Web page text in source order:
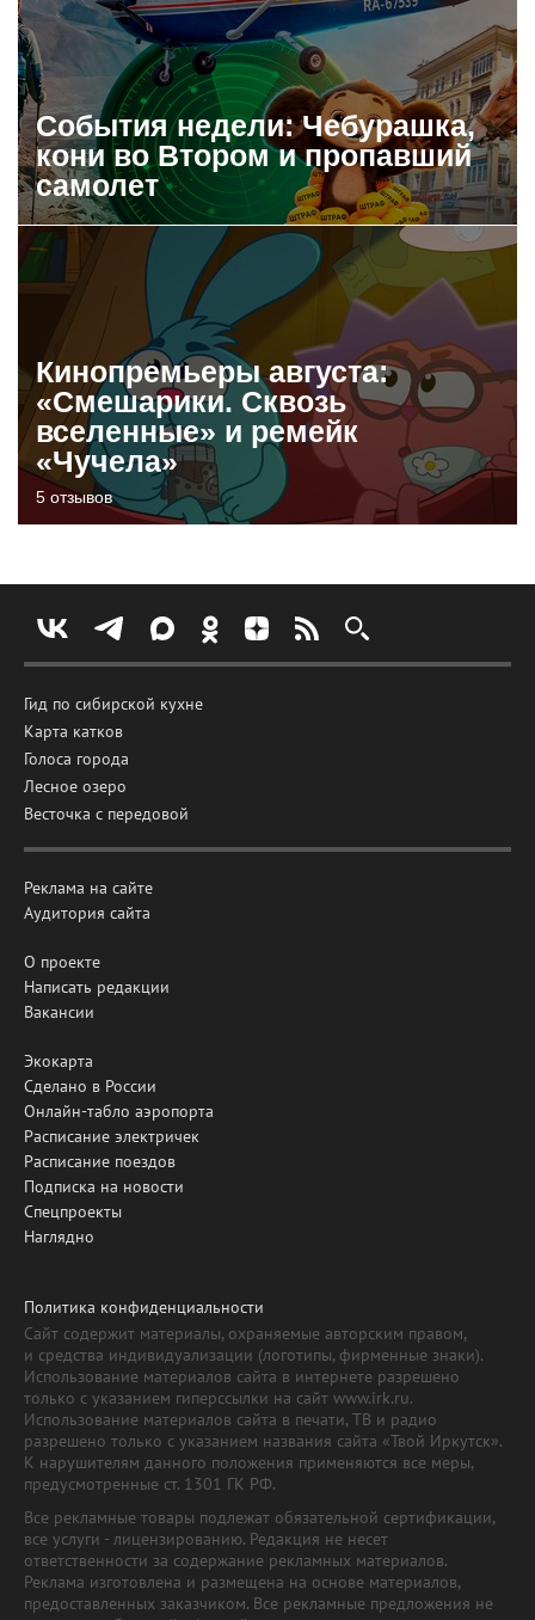
События недели: Чебурашка,
кони во Втором и пропавший
самолет
Кинопремьеры августа:
«Смешарики. Сквозь
вселенные» и ремейк
«Чучела»
5 отзывов
Гид по сибирской кухне
Карта катков
Голоса города
Лесное озеро
Весточка с передовой
Реклама на сайте
Аудитория сайта
О проекте
Написать редакции
Вакансии
Экокарта
Сделано в России
Онлайн-табло аэропорта
Расписание электричек
Расписание поездов
Подписка на новости
Спецпроекты
Наглядно
Политика конфиденциальности
Сайт содержит материалы, охраняемые авторским правом,
и средства индивидуализации (логотипы, фирменные знаки).
Использование материалов сайта в интернете разрешено
только с указанием гиперссылки на сайт www.irk.ru.
Использование материалов сайта в печати, ТВ и радио
разрешено только с указанием названия сайта «Твой Иркутск».
К нарушителям данного положения применяются все меры,
предусмотренные ст. 1301 ГК РФ.
Все рекламные товары подлежат обязательной сертификации,
все услуги - лицензированию. Редакция не несет
ответственности за содержание рекламных материалов.
Реклама изготовлена и размещена на основе материалов,
предоставленных заказчиком. Все рекламные предложения не